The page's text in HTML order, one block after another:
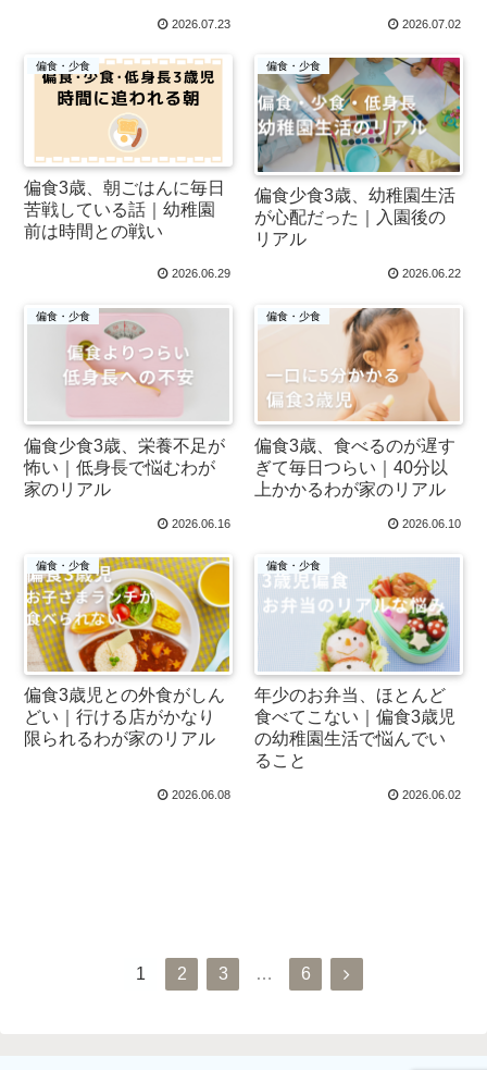
2026.07.23 2026.07.02
偏食・少食
偏食3歳、朝ごはんに毎日
苦戦している話｜幼稚園
前は時間との戦い
2026.06.29
偏食・少食
偏食少食3歳、幼稚園生活
が心配だった｜入園後の
リアル
2026.06.22
偏食・少食
偏食少食3歳、栄養不足が
怖い｜低身長で悩むわが
家のリアル
2026.06.16
偏食・少食
偏食3歳、食べるのが遅す
ぎて毎日つらい｜40分以
上かかるわが家のリアル
2026.06.10
偏食・少食
偏食3歳児との外食がしん
どい｜行ける店がかなり
限られるわが家のリアル
2026.06.08
偏食・少食
年少のお弁当、ほとんど
食べてこない｜偏食3歳児
の幼稚園生活で悩んでい
ること
2026.06.02
1 2 3 … 6